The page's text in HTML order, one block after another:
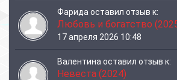
Фарида оставил отзыв к:
Любовь и богатство
17 апреля 2026 10:48
Валентина оставил отзыв к:
Невеста (2024)